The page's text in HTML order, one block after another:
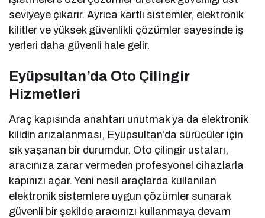
seviyeye çıkarır. Ayrıca kartlı sistemler, elektronik
kilitler ve yüksek güvenlikli çözümler sayesinde iş
yerleri daha güvenli hale gelir.
Eyüpsultan’da Oto Çilingir
Hizmetleri
Araç kapısında anahtarı unutmak ya da elektronik
kilidin arızalanması, Eyüpsultan’da sürücüler için
sık yaşanan bir durumdur. Oto çilingir ustaları,
aracınıza zarar vermeden profesyonel cihazlarla
kapınızı açar. Yeni nesil araçlarda kullanılan
elektronik sistemlere uygun çözümler sunarak
güvenli bir şekilde aracınızı kullanmaya devam